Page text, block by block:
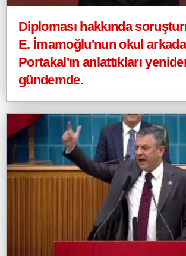
Diploması hakkında
E. İmamoğlu'nun okul
Portakal'ın anlattıkları
gündemde.